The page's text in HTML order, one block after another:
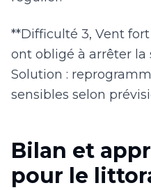
**Difficulté 3, Vent
ont obligé à arrêter
Solution :
sensibles selon
Bilan et
pour le